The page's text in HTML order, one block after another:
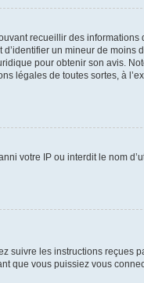
recueillir des informations
un mineur de moins
pour obtenir son avis.
légales de toutes sortes, à
votre IP ou interdit le nom
suivre les instructions reçues
que vous puissiez vous